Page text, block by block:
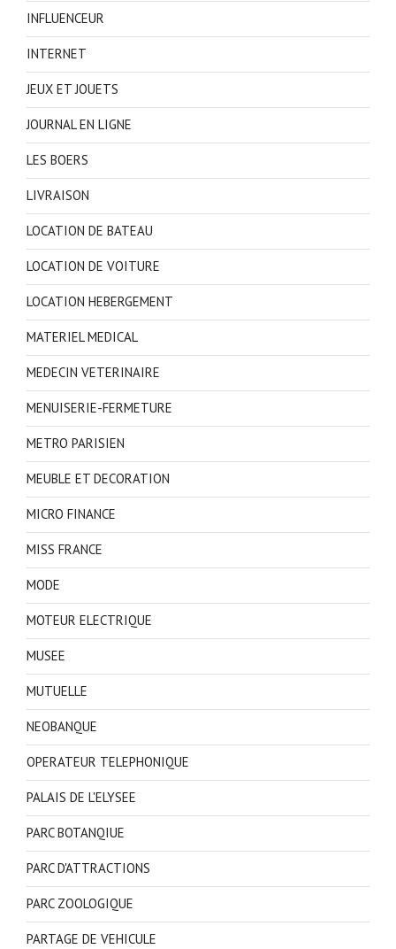
INFLUENCEUR
INTERNET
JEUX ET JOUETS
JOURNAL EN LIGNE
LES BOERS
LIVRAISON
LOCATION DE BATEAU
LOCATION DE VOITURE
LOCATION HEBERGEMENT
MATERIEL MEDICAL
MEDECIN VETERINAIRE
MENUISERIE-FERMETURE
METRO PARISIEN
MEUBLE ET DECORATION
MICRO FINANCE
MISS FRANCE
MODE
MOTEUR ELECTRIQUE
MUSEE
MUTUELLE
NEOBANQUE
OPERATEUR TELEPHONIQUE
PALAIS DE L'ELYSEE
PARC BOTANQIUE
PARC D'ATTRACTIONS
PARC ZOOLOGIQUE
PARTAGE DE VEHICULE